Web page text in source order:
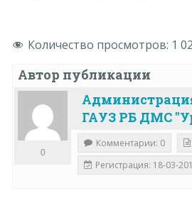
Количество просмотров: 1
Автор публикации
ГАУЗ РБ ДМС
0
Комментарии: 0
Регистрация: 18-03-